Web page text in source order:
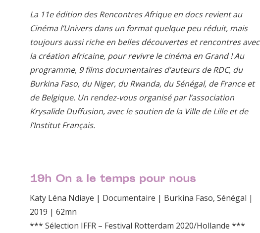
La 11e édition des Rencontres Afrique en docs revient au
Cinéma l’Univers dans un format quelque peu réduit, mais
toujours aussi riche en belles découvertes et rencontres avec
la création africaine, pour revivre le cinéma en Grand ! Au
programme, 9 films documentaires d’auteurs de RDC, du
Burkina Faso, du Niger, du Rwanda, du Sénégal, de France et
de Belgique. Un rendez-vous organisé par l’association
Krysalide Duffusion, avec le soutien de la Ville de Lille et de
l’Institut Français.
19h On a le temps pour nous
Katy Léna Ndiaye | Documentaire | Burkina Faso, Sénégal |
2019 | 62mn
*** Sélection IFFR – Festival Rotterdam 2020/Hollande ***